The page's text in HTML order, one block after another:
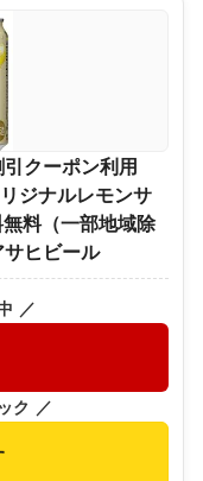
クーポン利用
ジナルレモンサ
料（一部地域除
ヒビール
／
ク ／